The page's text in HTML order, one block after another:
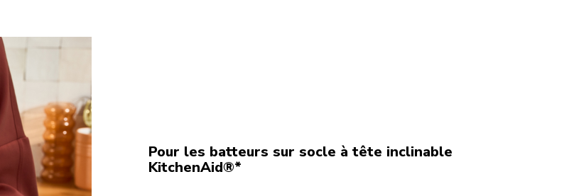
Pour les batteurs sur socle à tête inclinable
KitchenAid®*